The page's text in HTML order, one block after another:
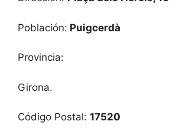
Población: Puigcerdà
Provincia:
Girona.
Código Postal: 17520